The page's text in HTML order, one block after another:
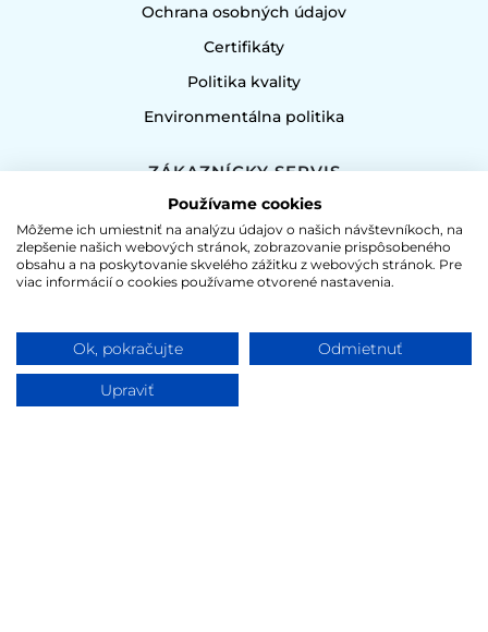
Ochrana osobných údajov
Certifikáty
Politika kvality
Environmentálna politika
ZÁKAZNÍCKY SERVIS
Reklamačný poriadok
Dodacie podmienky
Platobné podmienky
NAVIGÁCIE
Nákupný košík
Používame cookies
Môžeme ich umiestniť na analýzu údajov o našich návštevníkoch, na
zlepšenie našich webových stránok, zobrazovanie prispôsobeného
obsahu a na poskytovanie skvelého zážitku z webových stránok. Pre
viac informácií o cookies používame otvorené nastavenia.
Ok, pokračujte Odmietnuť
Upraviť